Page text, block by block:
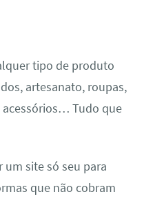
tipo de produto
artesanato, roupas,
acessórios… Tudo que
um site só seu para
que não cobram